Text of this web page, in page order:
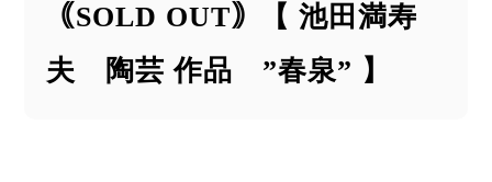
｟SOLD OUT｠【 池田満寿
夫 陶芸 作品 ”春泉” 】